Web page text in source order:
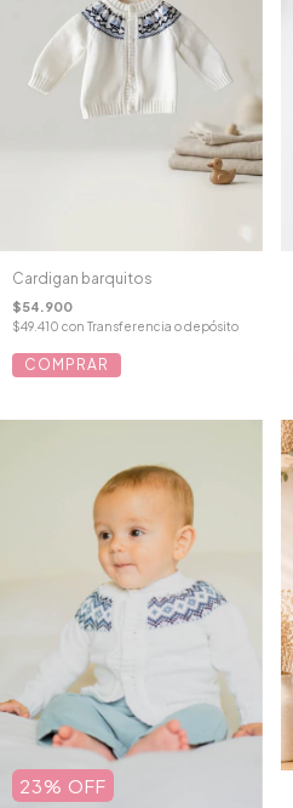
Cardigan barquitos
$54.900
$49.410 con Transferencia o depósito
COMPRAR
23% OFF